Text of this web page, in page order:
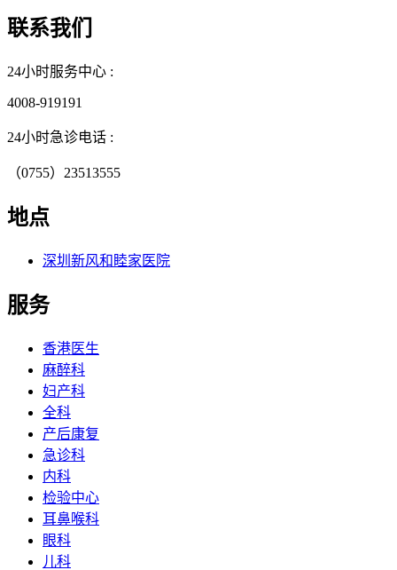
联系我们
24小时服务中心 :
4008-919191
24小时急诊电话 :
（0755）23513555
地点
深圳新风和睦家医院
服务
香港医生
麻醉科
妇产科
全科
产后康复
急诊科
内科
检验中心
耳鼻喉科
眼科
儿科